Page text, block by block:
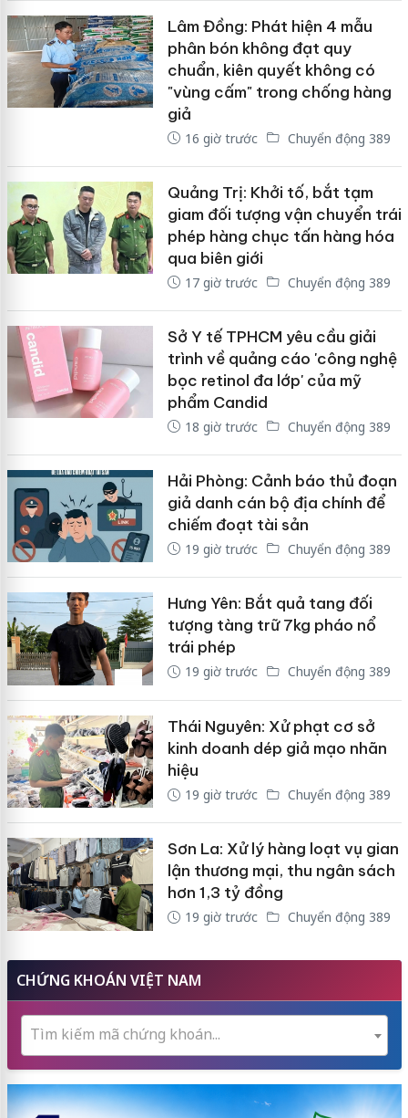
Lâm Đồng: Phát hiện 4 mẫu
phân bón không đạt quy
chuẩn, kiên quyết không có
"vùng cấm" trong chống hàng
giả
16 giờ trước Chuyển động 389
Quảng Trị: Khởi tố, bắt tạm
giam đối tượng vận chuyển trái
phép hàng chục tấn hàng hóa
qua biên giới
17 giờ trước Chuyển động 389
Sở Y tế TPHCM yêu cầu giải
trình về quảng cáo 'công nghệ
bọc retinol đa lớp' của mỹ
phẩm Candid
18 giờ trước Chuyển động 389
Hải Phòng: Cảnh báo thủ đoạn
giả danh cán bộ địa chính để
chiếm đoạt tài sản
19 giờ trước Chuyển động 389
Hưng Yên: Bắt quả tang đối
tượng tàng trữ 7kg pháo nổ
trái phép
19 giờ trước Chuyển động 389
Thái Nguyên: Xử phạt cơ sở
kinh doanh dép giả mạo nhãn
hiệu
19 giờ trước Chuyển động 389
Sơn La: Xử lý hàng loạt vụ gian
lận thương mại, thu ngân sách
hơn 1,3 tỷ đồng
19 giờ trước Chuyển động 389
CHỨNG KHOÁN VIỆT NAM
Tìm kiếm mã chứng khoán...